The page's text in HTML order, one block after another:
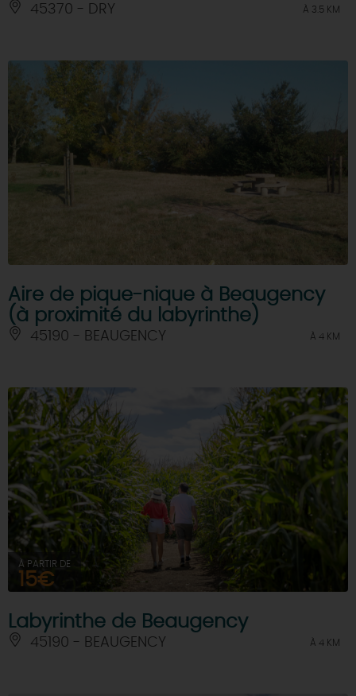
45370 - DRY À 3.5 KM
Aire de pique-nique à Beaugency
(à proximité du labyrinthe)
45190 - BEAUGENCY À 4 KM
À PARTIR DE
15€
Labyrinthe de Beaugency
45190 - BEAUGENCY À 4 KM